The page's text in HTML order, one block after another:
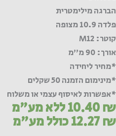
הברגה מילימטרית
פלדה 10.9 מצופה
קוטר: M12
אורך: 90 מ"מ
*מחיר ליחידה
*מינימום הזמנה 50 שקלים
*אפשרות לאיסוף עצמי או משלוח
10.40₪ ללא מע"מ
12.27₪ כולל מע"מ